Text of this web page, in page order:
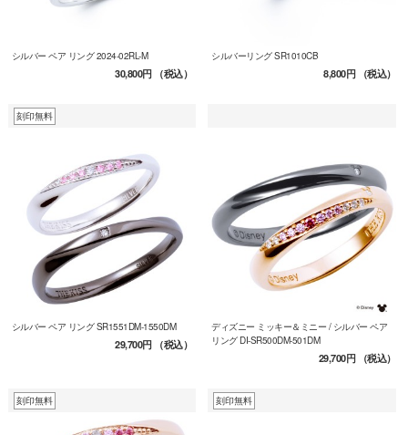
シルバー ペア リング 2024-02RL-M
30,800円（税込）
シルバーリング SR1010CB
8,800円（税込）
刻印無料
シルバー ペア リング SR1551DM-1550DM
29,700円（税込）
ディズニー ミッキー＆ミニー / シルバー ペア
リング DI-SR500DM-501DM
29,700円（税込）
刻印無料 刻印無料